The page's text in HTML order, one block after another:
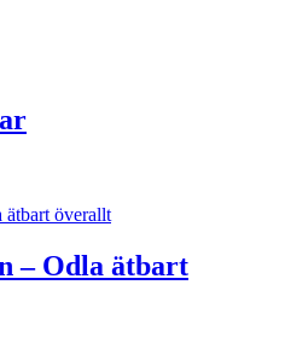
– Odla ätbart